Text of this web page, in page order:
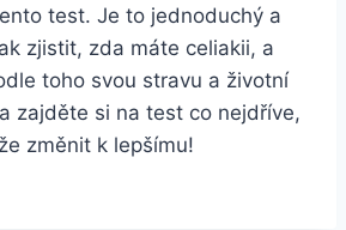
test. Je to jednoduchý a
zjistit, zda máte ‍celiakii, a
toho svou ‌stravu a životní
zajděte ‌si na ⁤test co nejdříve,
změnit‌ k lepšímu!